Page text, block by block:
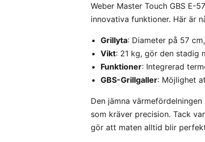
Weber Master Touch GBS E-
innovativa funktioner. Här är
Grillyta: Diameter på 57
Vikt: 21 kg, gör den stadig
Funktioner: Integrerad
GBS-Grillgaller: Möjlighet
Den jämna
som kräver precision. Tack
gör att maten alltid blir